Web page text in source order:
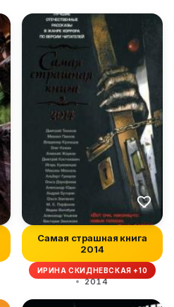
Самая страшная книга
2014
ИРИНА СКИДНЕВСКАЯ +10
2014